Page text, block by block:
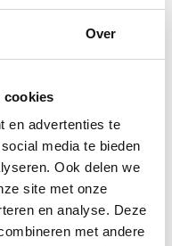
Over
cookies
en advertenties te
media te bieden
Ook delen we
site met onze
en analyse. Deze
met andere